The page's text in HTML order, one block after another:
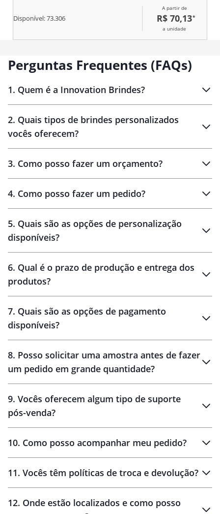
Disponível:73.306
A partir de
R$ 70,13*
a unidade
Perguntas Frequentes (FAQs)
1. Quem é a Innovation Brindes?
Brindes personalizados
2. Quais tipos de brindes personalizados
vocês oferecem?
personalizados
3. Como posso fazer um orçamento?
brinde
personalização
4. Como posso fazer um pedido?
amostra virtual
5. Quais são as opções de personalização
disponíveis?
6. Qual é o prazo de produção e entrega dos
produtos?
10 dias
brinde
48 horas
7. Quais são as opções de pagamento
disponíveis?
8. Posso solicitar uma amostra antes de fazer
um pedido em grande quantidade?
amostras
9. Vocês oferecem algum tipo de suporte
pós-venda?
10. Como posso acompanhar meu pedido?
11. Vocês têm políticas de troca e devolução?
12. Onde estão localizados e como posso